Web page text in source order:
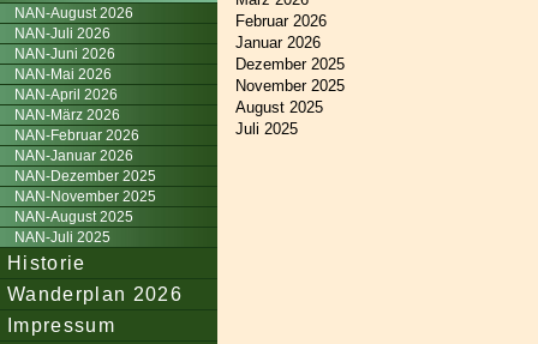
NAN-August 2026
NAN-Juli 2026
NAN-Juni 2026
NAN-Mai 2026
NAN-April 2026
NAN-März 2026
NAN-Februar 2026
NAN-Januar 2026
NAN-Dezember 2025
NAN-November 2025
NAN-August 2025
NAN-Juli 2025
Historie
Wanderplan 2026
Impressum
Februar 2026
Januar 2026
Dezember 2025
November 2025
August 2025
Juli 2025